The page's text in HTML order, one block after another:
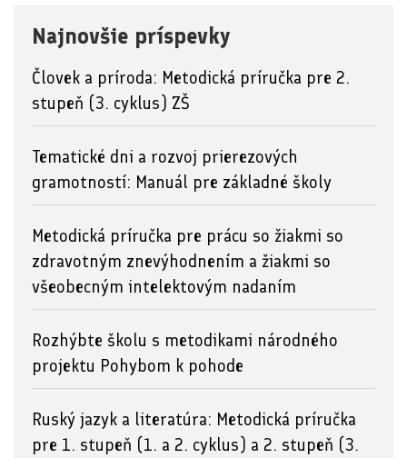
Najnovšie príspevky
Človek a príroda: Metodická príručka pre 2.
stupeň (3. cyklus) ZŠ
Tematické dni a rozvoj prierezových
gramotností: Manuál pre základné školy
Metodická príručka pre prácu so žiakmi so
zdravotným znevýhodnením a žiakmi so
všeobecným intelektovým nadaním
Rozhýbte školu s metodikami národného
projektu Pohybom k pohode
Ruský jazyk a literatúra: Metodická príručka
pre 1. stupeň (1. a 2. cyklus) a 2. stupeň (3.